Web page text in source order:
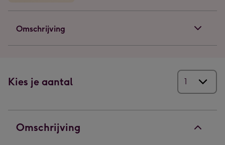
Omschrijving
Kies je aantal
Omschrijving